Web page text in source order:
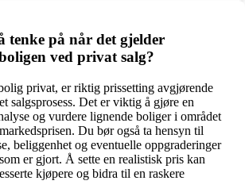
tenke på når det gjelder
ved privat salg?
privat, er riktig prissetting avgjørende
salgsprosess. Det er viktig å gjøre en
og vurdere lignende boliger i området
Du bør også ta hensyn til
beliggenhet og eventuelle oppgraderinger
er gjort. Å sette en realistisk pris kan
kjøpere og bidra til en raskere